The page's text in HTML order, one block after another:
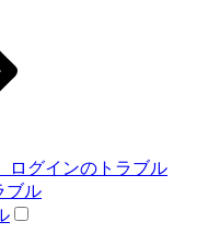
ログインのトラブル
ブル